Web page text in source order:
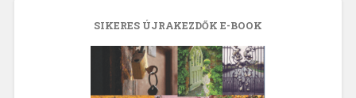
SIKERES ÚJRAKEZDŐK E-BOOK